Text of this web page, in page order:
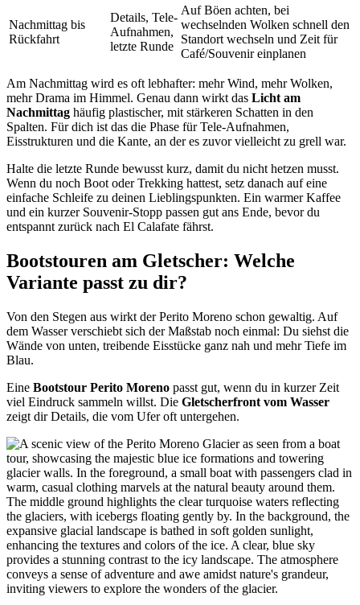
Nachmittag bis
Rückfahrt
Details, Tele-
Aufnahmen,
letzte Runde
Auf Böen achten, bei
wechselnden Wolken schnell den
Standort wechseln und Zeit für
Café/Souvenir einplanen
Am Nachmittag wird es oft lebhafter: mehr Wind, mehr Wolken,
mehr Drama im Himmel. Genau dann wirkt das Licht am
Nachmittag häufig plastischer, mit stärkeren Schatten in den
Spalten. Für dich ist das die Phase für Tele-Aufnahmen,
Eisstrukturen und die Kante, an der es zuvor vielleicht zu grell war.
Halte die letzte Runde bewusst kurz, damit du nicht hetzen musst.
Wenn du noch Boot oder Trekking hattest, setz danach auf eine
einfache Schleife zu deinen Lieblingspunkten. Ein warmer Kaffee
und ein kurzer Souvenir-Stopp passen gut ans Ende, bevor du
entspannt zurück nach El Calafate fährst.
Bootstouren am Gletscher: Welche
Variante passt zu dir?
Von den Stegen aus wirkt der Perito Moreno schon gewaltig. Auf
dem Wasser verschiebt sich der Maßstab noch einmal: Du siehst die
Wände von unten, treibende Eisstücke ganz nah und mehr Tiefe im
Blau.
Eine Bootstour Perito Moreno passt gut, wenn du in kurzer Zeit
viel Eindruck sammeln willst. Die Gletscherfront vom Wasser
zeigt dir Details, die vom Ufer oft untergehen.